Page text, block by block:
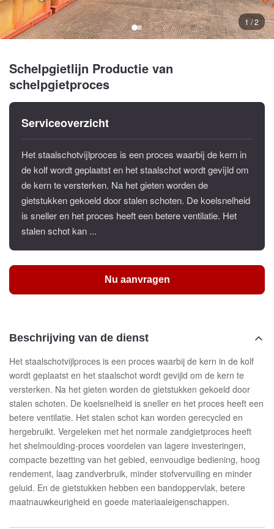
1 / 2
Schelpgietlijn Productie van
schelpgietproces
Serviceoverzicht
Het staalschotvijlproces is een proces waarbij de kern in
de kolf wordt geplaatst en het staalschot wordt gevijld om
de kern te versterken. Na het gieten worden de
gietstukken gekoeld door stalen schoten. De koelsnelheid
is sneller en het proces heeft een betere ventilatie. Het
stalen schot kan ...
Nu aanvragen
Beschrijving van de dienst
Het staalschotvijlproces is een proces waarbij de kern in de kolf
wordt geplaatst en het staalschot wordt gevijld om de kern te
versterken. Na het gieten worden de gietstukken gekoeld door
stalen schoten. De koelsnelheid is sneller en het proces heeft een
betere ventilatie. Het stalen schot kan worden gerecycled en
hergebruikt. Vergeleken met het normale zandgietproces heeft
het shelmoulding-proces voordelen van lagere investeringen,
compacte bezetting van het gebied, eenvoudige bediening, hoog
rendement, laag zandverbruik, minder stofvervuiling en minder
geluid. En de gietstukken hebben een bandoppervlak, betere
maatnauwkeurigheid en goede materiaaleigenschappen.